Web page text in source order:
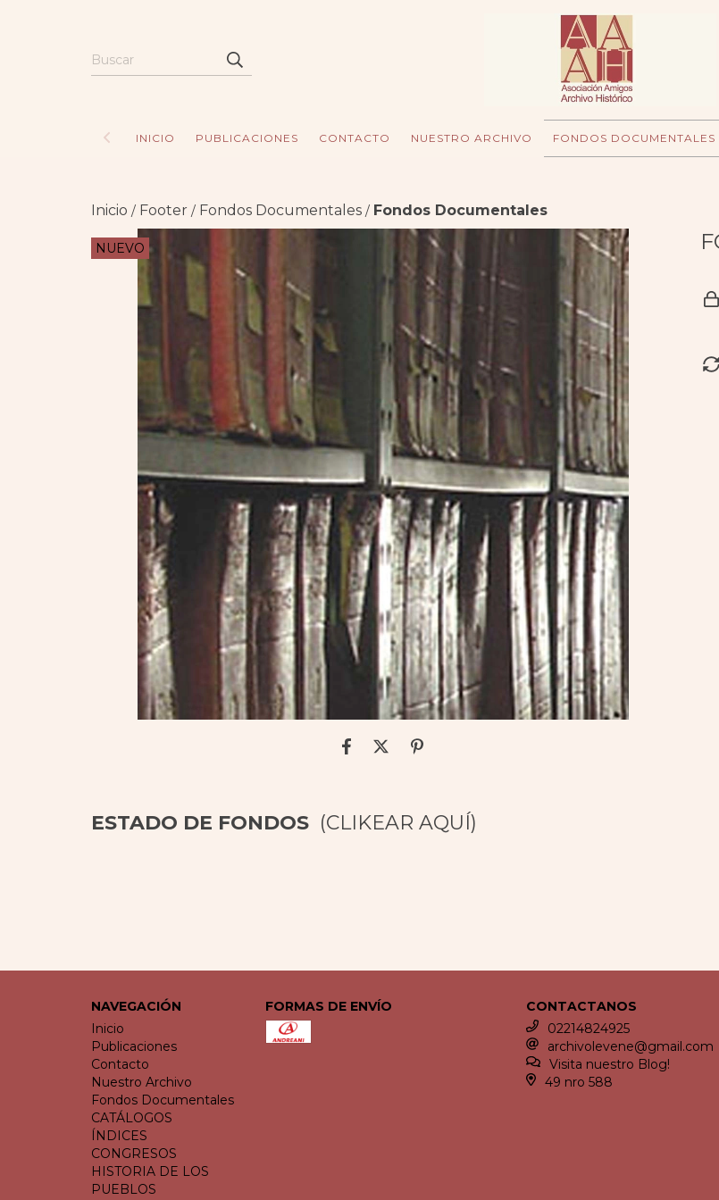
INICIO PUBLICACIONES CONTACTO NUESTRO ARCHIVO FONDOS DOCUMENTALES
Inicio / Footer / Fondos Documentales / Fondos Documentales
NUEVO
ESTADO DE FONDOS (CLIKEAR AQUÍ)
NAVEGACIÓN
Inicio
Publicaciones
Contacto
Nuestro Archivo
Fondos Documentales
CATÁLOGOS
ÍNDICES
CONGRESOS
HISTORIA DE LOS
PUEBLOS
FORMAS DE ENVÍO
CONTACTANOS
02214824925
archivolevene@gmail.com
Visita nuestro Blog!
49 nro 588